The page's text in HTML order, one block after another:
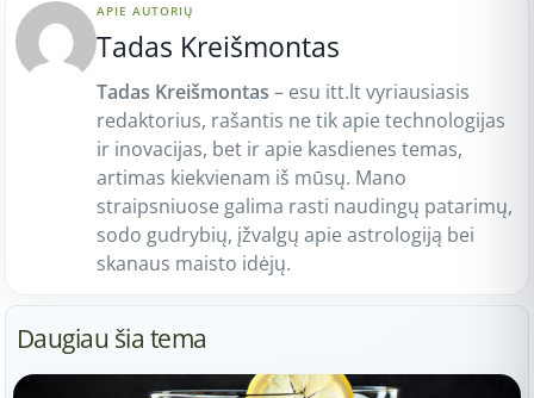
APIE AUTORIŲ
Tadas Kreišmontas
Tadas Kreišmontas – esu itt.lt vyriausiasis
redaktorius, rašantis ne tik apie technologijas
ir inovacijas, bet ir apie kasdienes temas,
artimas kiekvienam iš mūsų. Mano
straipsniuose galima rasti naudingų patarimų,
sodo gudrybių, įžvalgų apie astrologiją bei
skanaus maisto idėjų.
Daugiau šia tema